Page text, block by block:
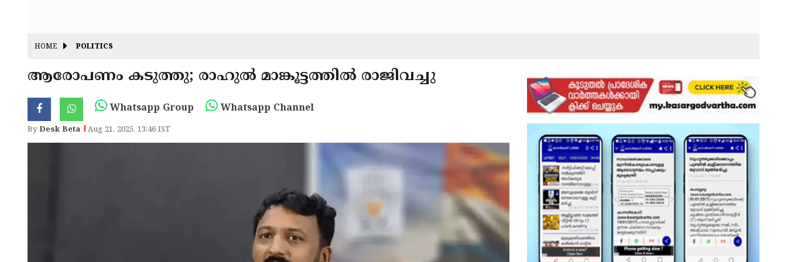
HOME POLITICS
ആരോപണം കടുത്തു; രാഹുല്‍ മാങ്കൂട്ടത്തിൽ രാജിവച്ചു
Whatsapp Group Whatsapp Channel
ByDesk Beta Aug 21, 2025, 13:46 IST